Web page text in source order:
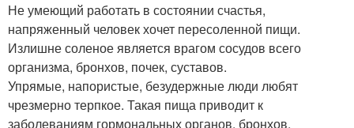
Не умеющий работать в состоянии счастья,
напряженный человек хочет пересоленной пищи.
Излишне соленое является врагом сосудов всего
организма, бронхов, почек, суставов.
Упрямые, напористые, безудержные люди любят
чрезмерно терпкое. Такая пища приводит к
заболеваниям гормональных органов, бронхов,